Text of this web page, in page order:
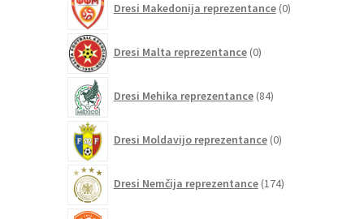
Dresi Makedonija reprezentance 0izdelkov
Dresi Malta reprezentance 0izdelkov
Dresi Mehika reprezentance 84izdelkov
Dresi Moldavijo reprezentance 0izdelkov
Dresi Nemčija reprezentance 174izdelkov